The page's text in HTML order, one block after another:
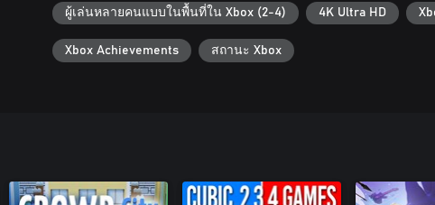
ผู้เล่นหลายคนแบบในพื้นที่ใน Xbox (2-4) 4K Ultra HD
Xbox Achievements สถานะ Xbox